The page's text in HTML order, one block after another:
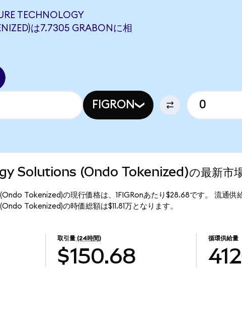
TECHNOLOGY
は7.7305 GRABONに相
FIGRON
Solutions (Ondo Tokenized)の最新市
Tokenized)の現行価格は、1FIGRonあたり$28.68です。 流通供給
Tokenized)の時価総額は$11.81万となります。
取引量 (24時間)
$150.68
循環供給量